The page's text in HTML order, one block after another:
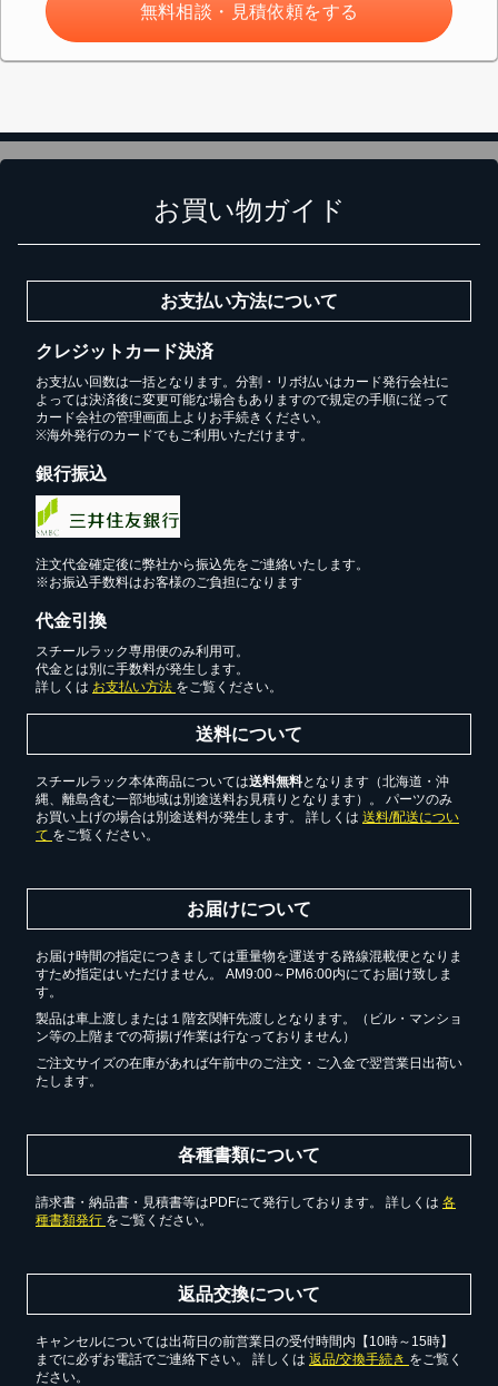
無料相談・見積依頼をする
お買い物ガイド
お支払い方法について
クレジットカード決済
お支払い回数は一括となります。分割・リボ払いはカード発行会社に
よっては決済後に変更可能な場合もありますので規定の手順に従って
カード会社の管理画面上よりお手続きください。
※海外発行のカードでもご利用いただけます。
銀行振込
注文代金確定後に弊社から振込先をご連絡いたします。
※お振込手数料はお客様のご負担になります
代金引換
スチールラック専用便のみ利用可。
代金とは別に手数料が発生します。
詳しくは お支払い方法 をご覧ください。
送料について
スチールラック本体商品については送料無料となります（北海道・沖
縄、離島含む一部地域は別途送料お見積りとなります）。 パーツのみ
お買い上げの場合は別途送料が発生します。 詳しくは 送料/配送につい
て をご覧ください。
お届けについて
お届け時間の指定につきましては重量物を運送する路線混載便となりま
すため指定はいただけません。 AM9:00～PM6:00内にてお届け致しま
す。
製品は車上渡しまたは１階玄関軒先渡しとなります。（ビル・マンショ
ン等の上階までの荷揚げ作業は行なっておりません）
ご注文サイズの在庫があれば午前中のご注文・ご入金で翌営業日出荷い
たします。
各種書類について
請求書・納品書・見積書等はPDFにて発行しております。 詳しくは 各
種書類発行 をご覧ください。
返品交換について
キャンセルについては出荷日の前営業日の受付時間内【10時～15時】
までに必ずお電話でご連絡下さい。 詳しくは 返品/交換手続き をご覧く
ださい。